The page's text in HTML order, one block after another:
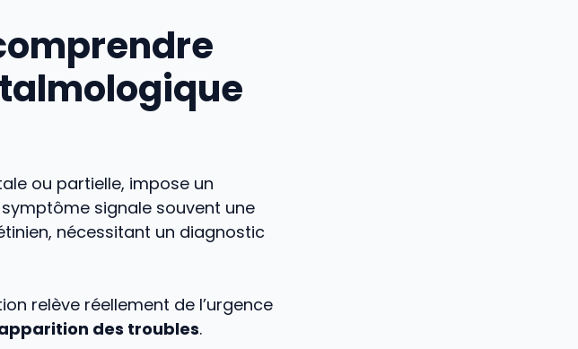
ou partielle, impose un
symptôme signale souvent une
nécessitant un diagnostic
relève réellement de l’urgence
des troubles.